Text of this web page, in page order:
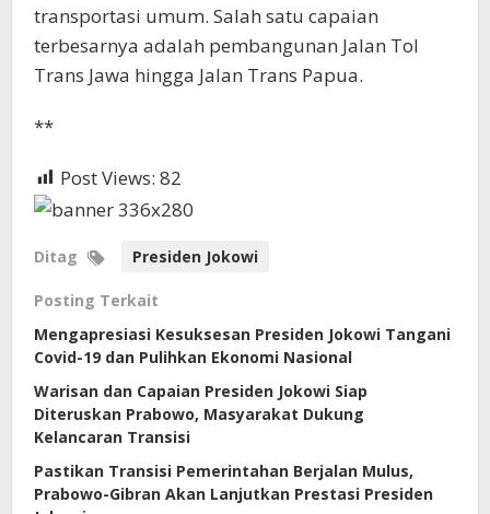
transportasi umum. Salah satu capaian
terbesarnya adalah pembangunan Jalan Tol
Trans Jawa hingga Jalan Trans Papua.
**
Post Views: 82
Ditag Presiden Jokowi
Posting Terkait
Mengapresiasi Kesuksesan Presiden Jokowi Tangani
Covid-19 dan Pulihkan Ekonomi Nasional
Warisan dan Capaian Presiden Jokowi Siap
Diteruskan Prabowo, Masyarakat Dukung
Kelancaran Transisi
Pastikan Transisi Pemerintahan Berjalan Mulus,
Prabowo-Gibran Akan Lanjutkan Prestasi Presiden